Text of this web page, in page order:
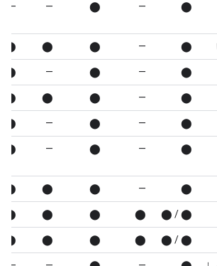
⬤
—
⬤
—
—
⬤
—
⬤
⬤
⬤
⬤
—
⬤
—
⬤
⬤
—
⬤
⬤
⬤
⬤
—
⬤
—
⬤
⬤
—
⬤
—
⬤
⬤
—
⬤
⬤
⬤
⬤ / ⬤
⬤
⬤
⬤
⬤
⬤ / ⬤
⬤
⬤
⬤
⬤